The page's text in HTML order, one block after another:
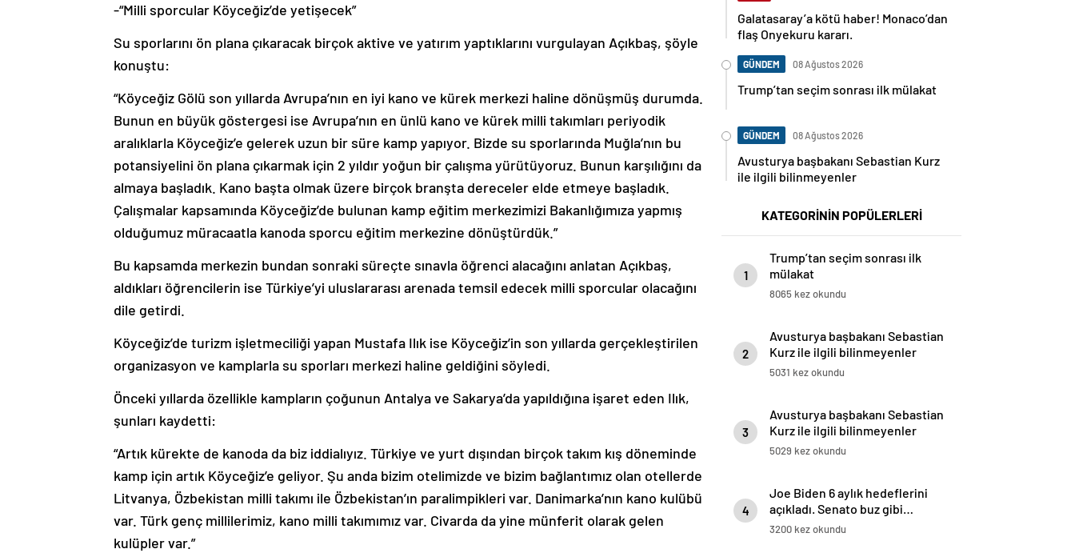
-“Milli sporcular Köyceğiz’de yetişecek”
Su sporlarını ön plana çıkaracak birçok aktive ve yatırım yaptıklarını vurgulayan Açıkbaş, şöyle
konuştu:
“Köyceğiz Gölü son yıllarda Avrupa’nın en iyi kano ve kürek merkezi haline dönüşmüş durumda.
Bunun en büyük göstergesi ise Avrupa’nın en ünlü kano ve kürek milli takımları periyodik
aralıklarla Köyceğiz’e gelerek uzun bir süre kamp yapıyor. Bizde su sporlarında Muğla’nın bu
potansiyelini ön plana çıkarmak için 2 yıldır yoğun bir çalışma yürütüyoruz. Bunun karşılığını da
almaya başladık. Kano başta olmak üzere birçok branşta dereceler elde etmeye başladık.
Çalışmalar kapsamında Köyceğiz’de bulunan kamp eğitim merkezimizi Bakanlığımıza yapmış
olduğumuz müracaatla kanoda sporcu eğitim merkezine dönüştürdük.”
Bu kapsamda merkezin bundan sonraki süreçte sınavla öğrenci alacağını anlatan Açıkbaş,
aldıkları öğrencilerin ise Türkiye’yi uluslararası arenada temsil edecek milli sporcular olacağını
dile getirdi.
Köyceğiz’de turizm işletmeciliği yapan Mustafa Ilık ise Köyceğiz’in son yıllarda gerçekleştirilen
organizasyon ve kamplarla su sporları merkezi haline geldiğini söyledi.
Önceki yıllarda özellikle kampların çoğunun Antalya ve Sakarya’da yapıldığına işaret eden Ilık,
şunları kaydetti:
“Artık kürekte de kanoda da biz iddialıyız. Türkiye ve yurt dışından birçok takım kış döneminde
kamp için artık Köyceğiz’e geliyor. Şu anda bizim otelimizde ve bizim bağlantımız olan otellerde
Litvanya, Özbekistan milli takımı ile Özbekistan’ın paralimpikleri var. Danimarka’nın kano kulübü
var. Türk genç millilerimiz, kano milli takımımız var. Civarda da yine münferit olarak gelen
kulüpler var.”
Galatasaray’a kötü haber! Monaco’dan
flaş Onyekuru kararı.
GÜNDEM 08 Ağustos 2026
Trump’tan seçim sonrası ilk mülakat
GÜNDEM 08 Ağustos 2026
Avusturya başbakanı Sebastian Kurz
ile ilgili bilinmeyenler
KATEGORİNİN POPÜLERLERİ
1
Trump’tan seçim sonrası ilk
mülakat
8065 kez okundu
2
Avusturya başbakanı Sebastian
Kurz ile ilgili bilinmeyenler
5031 kez okundu
3
Avusturya başbakanı Sebastian
Kurz ile ilgili bilinmeyenler
5029 kez okundu
4
Joe Biden 6 aylık hedeflerini
açıkladı. Senato buz gibi…
3200 kez okundu